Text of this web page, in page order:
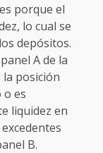
porque el
lo cual se
depósitos.
A de la
posición
o es
liquidez en
B.